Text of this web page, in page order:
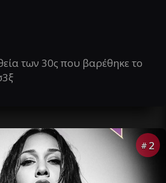
των 30ς που βαρέθηκε το
# 2